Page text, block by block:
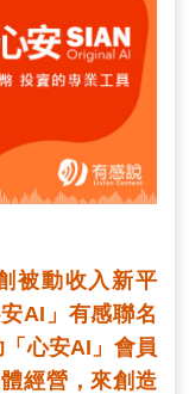
被動收入新平
AI」有感聯名
心安AI」會員
經營，來創造